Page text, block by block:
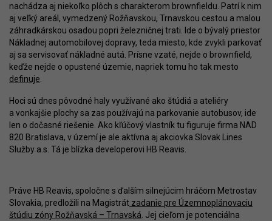
nachádza aj niekoľko plôch s charakterom brownfieldu. Patrí k nim
aj veľký areál, vymedzený Rožňavskou, Trnavskou cestou a malou
záhradkárskou osadou popri železničnej trati. Ide o bývalý priestor
Nákladnej automobilovej dopravy, teda miesto, kde zvykli parkovať
aj sa servisovať nákladné autá. Prísne vzaté, nejde o brownfield,
keďže nejde o opustené územie, napriek tomu ho tak mesto
definuje
Hoci sú dnes pôvodné haly využívané ako štúdiá a ateliéry
a vonkajšie plochy sa zas používajú na parkovanie autobusov, ide
len o dočasné riešenie. Ako kľúčový vlastník tu figuruje firma NAD
820 Bratislava, v území je ale aktívna aj akciovka Slovak Lines
Služby a.s. Tá je blízka developerovi HB Reavis.
Práve HB Reavis, spoločne s ďalším silnejúcim hráčom Metrostav
Slovakia, predložili na Magistrát zadanie pre Územnoplánovaciu
štúdiu zóny Rožňavská – Trnavská . Jej cieľom je potenciálna